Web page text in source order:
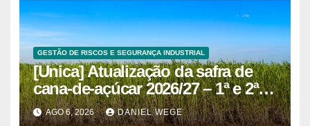
GESTÃO DE RISCOS E SEGURANÇA INDUSTRIAL
[Unica] Atualização da safra de
cana-de-açúcar 2026/27 – 1ª e 2ª
quinzenas de junho
AGO 6, 2026 DANIEL WEGE